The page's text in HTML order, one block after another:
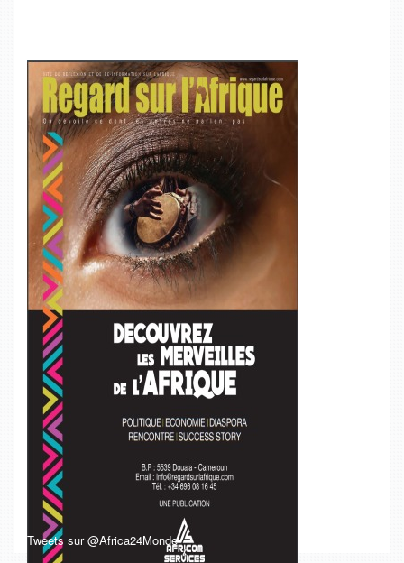
Tweets sur @Africa24Monde